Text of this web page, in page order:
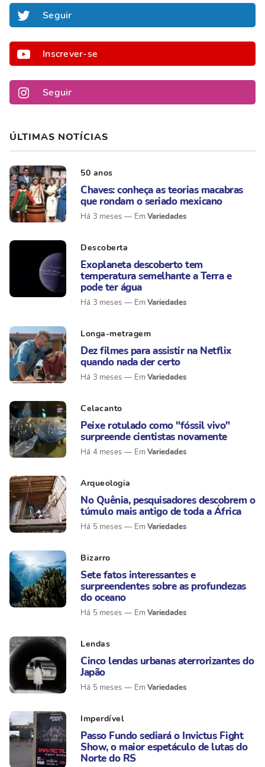
Seguir
Inscrever-se
Seguir
ÚLTIMAS NOTÍCIAS
50 anos
Chaves: conheça as teorias macabras
que rondam o seriado mexicano
Há 3 meses Variedades
Descoberta
Exoplaneta descoberto tem
temperatura semelhante a Terra e
pode ter água
Há 3 meses Variedades
Longa-metragem
Dez filmes para assistir na Netflix
quando nada der certo
Há 3 meses Variedades
Celacanto
Peixe rotulado como "fóssil vivo"
surpreende cientistas novamente
Há 4 meses Variedades
Arqueologia
No Quênia, pesquisadores descobrem o
túmulo mais antigo de toda a África
Há 5 meses Variedades
Bizarro
Sete fatos interessantes e
surpreendentes sobre as profundezas
do oceano
Há 5 meses Variedades
Lendas
Cinco lendas urbanas aterrorizantes do
Japão
Há 5 meses Variedades
Imperdível
Passo Fundo sediará o Invictus Fight
Show, o maior espetáculo de lutas do
Norte do RS